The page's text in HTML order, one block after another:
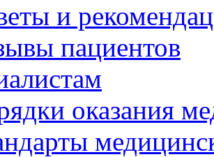
и
пациентов
оказания